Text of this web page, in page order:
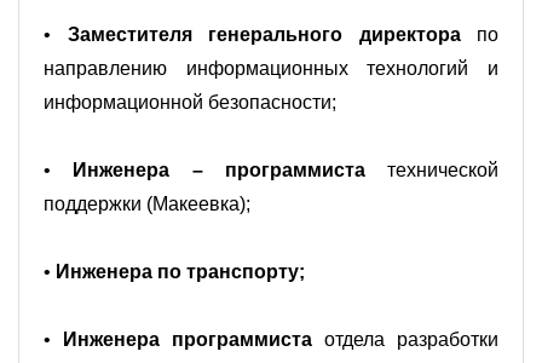
• Заместителя генерального директора по
направлению информационных технологий и
информационной безопасности;
• Инженера – программистатехнической
поддержки (Макеевка);
• Инженера по транспорту;
• Инженера программиста отдела разработки